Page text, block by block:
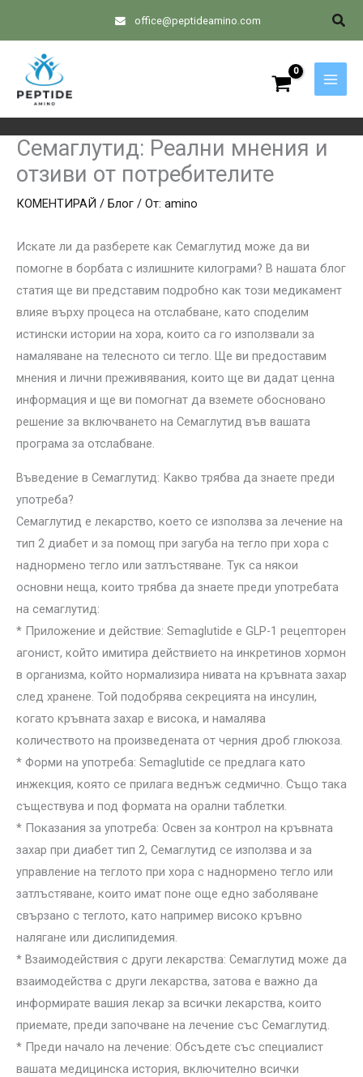
content
office@peptideamino.com
Семаглутид: Реални мнения и
отзиви от потребителите
КОМЕНТИРАЙ / Блог / От: amino
Искате ли да разберете как Семаглутид може да ви
помогне в борбата с излишните килограми? В нашата блог
статия ще ви представим подробно как този медикамент
влияе върху процеса на отслабване, като споделим
истински истории на хора, които са го използвали за
намаляване на телесното си тегло. Ще ви предоставим
мнения и лични преживявания, които ще ви дадат ценна
информация и ще ви помогнат да вземете обосновано
решение за включването на Семаглутид във вашата
програма за отслабване.
Въведение в Семаглутид: Какво трябва да знаете преди
употреба?
Семаглутид е лекарство, което се използва за лечение на
тип 2 диабет и за помощ при загуба на тегло при хора с
наднормено тегло или затлъстяване. Тук са някои
основни неща, които трябва да знаете преди употребата
на семаглутид:
* Приложение и действие: Semaglutide е GLP-1 рецепторен
агонист, който имитира действието на инкретинов хормон
в организма, който нормализира нивата на кръвната захар
след хранене. Той подобрява секрецията на инсулин,
когато кръвната захар е висока, и намалява
количеството на произведената от черния дроб глюкоза.
* Форми на употреба: Semaglutide се предлага като
инжекция, която се прилага веднъж седмично. Също така
съществува и под формата на орални таблетки.
* Показания за употреба: Освен за контрол на кръвната
захар при диабет тип 2, Семаглутид се използва и за
управление на теглото при хора с наднормено тегло или
затлъстяване, които имат поне още едно заболяване
свързано с теглото, като например високо кръвно
налягане или дислипидемия.
* Взаимодействия с други лекарства: Семаглутид може да
взаимодейства с други лекарства, затова е важно да
информирате вашия лекар за всички лекарства, които
приемате, преди започване на лечение със Семаглутид.
* Преди начало на лечение: Обсъдете със специалист
вашата медицинска история, включително всички